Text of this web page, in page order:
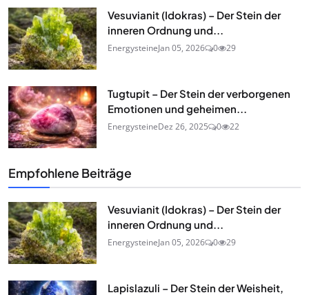
Vesuvianit (Idokras) – Der Stein der
inneren Ordnung und...
EnergysteineJan 05, 2026 0 29
Tugtupit – Der Stein der verborgenen
Emotionen und geheimen...
EnergysteineDez 26, 2025 0 22
Empfohlene Beiträge
Vesuvianit (Idokras) – Der Stein der
inneren Ordnung und...
EnergysteineJan 05, 2026 0 29
Lapislazuli – Der Stein der Weisheit,